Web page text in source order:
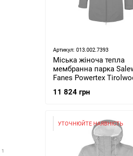
Артикул: 013.002.7393
Міська жіноча тепла
мембранна парка
Fanes Powertex
Ombre Blue, 44/38
11 824 грн
УТОЧНЮЙТЕ НАЯВНІСТЬ
1